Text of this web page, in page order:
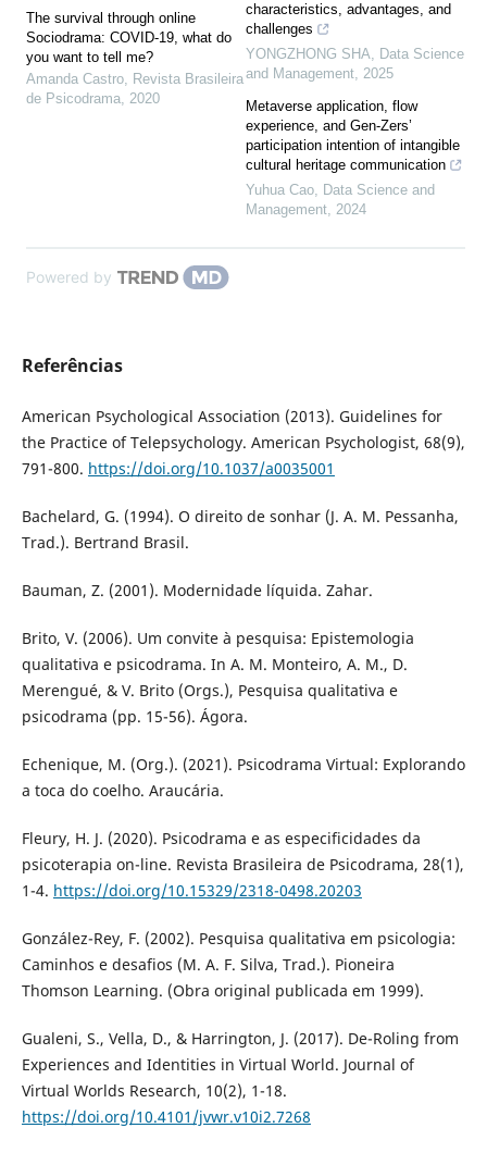
The survival through online
Sociodrama: COVID-19, what do
you want to tell me?
Amanda Castro, Revista Brasileira
de Psicodrama, 2020
characteristics, advantages, and
challenges
YONGZHONG SHA, Data Science
and Management, 2025
Metaverse application, flow
experience, and Gen-Zers’
participation intention of intangible
cultural heritage communication
Yuhua Cao, Data Science and
Management, 2024
Powered by
Referências
American Psychological Association (2013). Guidelines for
the Practice of Telepsychology. American Psychologist, 68(9),
791-800. https://doi.org/10.1037/a0035001
Bachelard, G. (1994). O direito de sonhar (J. A. M. Pessanha,
Trad.). Bertrand Brasil.
Bauman, Z. (2001). Modernidade líquida. Zahar.
Brito, V. (2006). Um convite à pesquisa: Epistemologia
qualitativa e psicodrama. In A. M. Monteiro, A. M., D.
Merengué, & V. Brito (Orgs.), Pesquisa qualitativa e
psicodrama (pp. 15-56). Ágora.
Echenique, M. (Org.). (2021). Psicodrama Virtual: Explorando
a toca do coelho. Araucária.
Fleury, H. J. (2020). Psicodrama e as especificidades da
psicoterapia on-line. Revista Brasileira de Psicodrama, 28(1),
1-4. https://doi.org/10.15329/2318-0498.20203
González-Rey, F. (2002). Pesquisa qualitativa em psicologia:
Caminhos e desafios (M. A. F. Silva, Trad.). Pioneira
Thomson Learning. (Obra original publicada em 1999).
Gualeni, S., Vella, D., & Harrington, J. (2017). De-Roling from
Experiences and Identities in Virtual World. Journal of
Virtual Worlds Research, 10(2), 1-18.
https://doi.org/10.4101/jvwr.v10i2.7268